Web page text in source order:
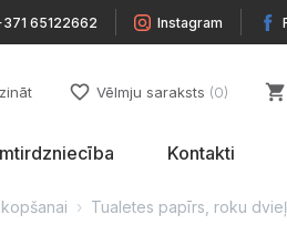
65122662 Instagram
favorite_border Vēlmju saraksts 0 shopping_cart
Kontakti
Tualetes papīrs, roku